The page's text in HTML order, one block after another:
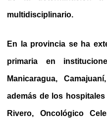
multidisciplinario.
En la provincia se ha
primaria en
Manicaragua,
además de los
Rivero, Oncológico